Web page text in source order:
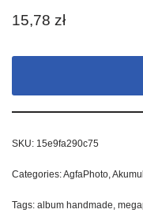
15,78 zł
SKU: 15e9fa290c75
Categories:AgfaPhoto,
Tags: album handmade,